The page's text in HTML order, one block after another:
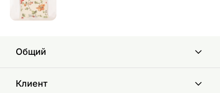
Общий
Клиент